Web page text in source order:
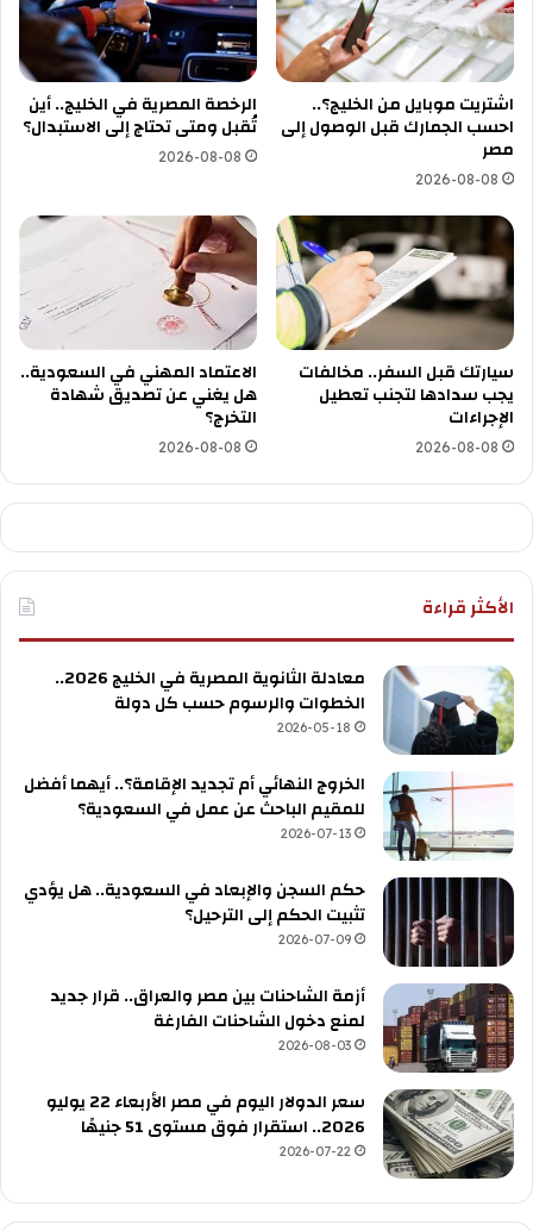
اشتريت موبايل من الخليج؟..
احسب الجمارك قبل الوصول إلى
مصر
2026-08-08
الرخصة المصرية في الخليج.. أين
تُقبل ومتى تحتاج إلى الاستبدال؟
2026-08-08
سيارتك قبل السفر.. مخالفات
يجب سدادها لتجنب تعطيل
الإجراءات
2026-08-08
الاعتماد المهني في السعودية..
هل يغني عن تصديق شهادة
التخرج؟
2026-08-08
الأكثر قراءة
معادلة الثانوية المصرية في الخليج 2026..
الخطوات والرسوم حسب كل دولة
2026-05-18
الخروج النهائي أم تجديد الإقامة؟.. أيهما أفضل
للمقيم الباحث عن عمل في السعودية؟
2026-07-13
حكم السجن والإبعاد في السعودية.. هل يؤدي
تثبيت الحكم إلى الترحيل؟
2026-07-09
أزمة الشاحنات بين مصر والعراق.. قرار جديد
لمنع دخول الشاحنات الفارغة
2026-08-03
سعر الدولار اليوم في مصر الأربعاء 22 يوليو
2026.. استقرار فوق مستوى 51 جنيهًا
2026-07-22